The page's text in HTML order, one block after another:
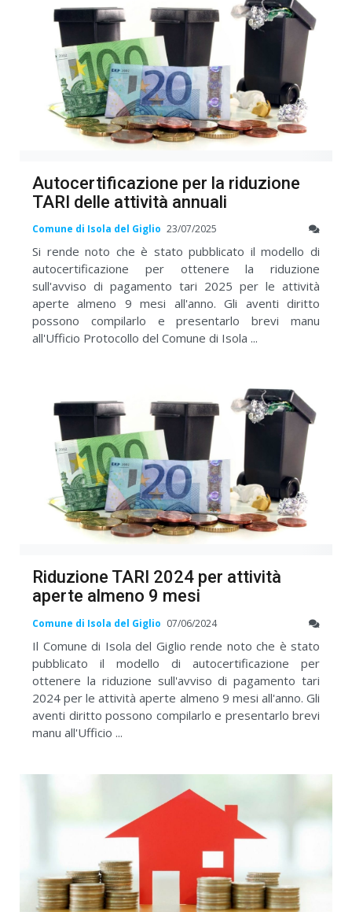
Autocertificazione per la riduzione
TARI delle attività annuali
Comune di Isola del Giglio 23/07/2025
Si rende noto che è stato pubblicato il modello di
autocertificazione per ottenere la riduzione
sull'avviso di pagamento tari 2025 per le attività
aperte almeno 9 mesi all'anno. Gli aventi diritto
possono compilarlo e presentarlo brevi manu
all'Ufficio Protocollo del Comune di Isola ...
Riduzione TARI 2024 per attività
aperte almeno 9 mesi
Comune di Isola del Giglio 07/06/2024
Il Comune di Isola del Giglio rende noto che è stato
pubblicato il modello di autocertificazione per
ottenere la riduzione sull'avviso di pagamento tari
2024 per le attività aperte almeno 9 mesi all'anno. Gli
aventi diritto possono compilarlo e presentarlo brevi
manu all'Ufficio ...